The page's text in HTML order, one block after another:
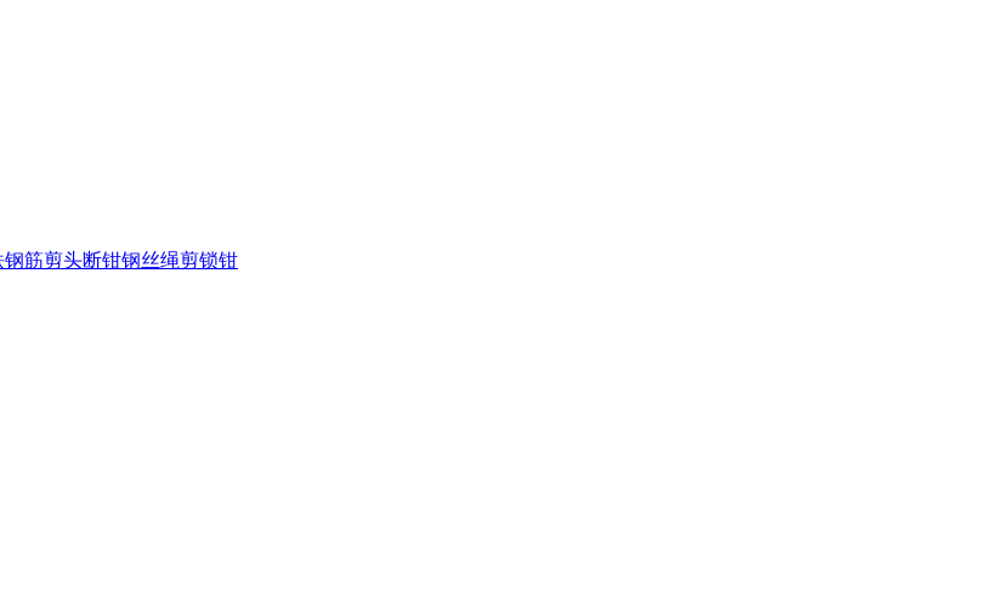
筋剪头断钳钢丝绳剪锁钳